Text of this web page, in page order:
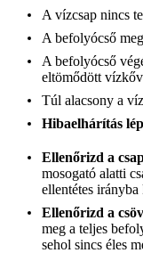
A vízcsap nincs
A befolyócső
A befolyócső
eltömődött
Túl alacsony a
Hibaelhárítás
Ellenőrizd a
mosogató alatti
ellentétes
Ellenőrizd a
meg a teljes
sehol sincs éles